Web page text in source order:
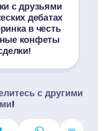
с друзьями
дебатах
в честь
конфеты
с другими